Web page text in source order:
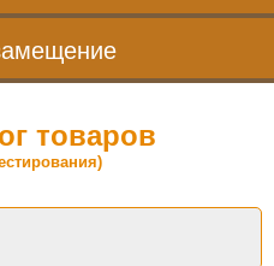
товаров